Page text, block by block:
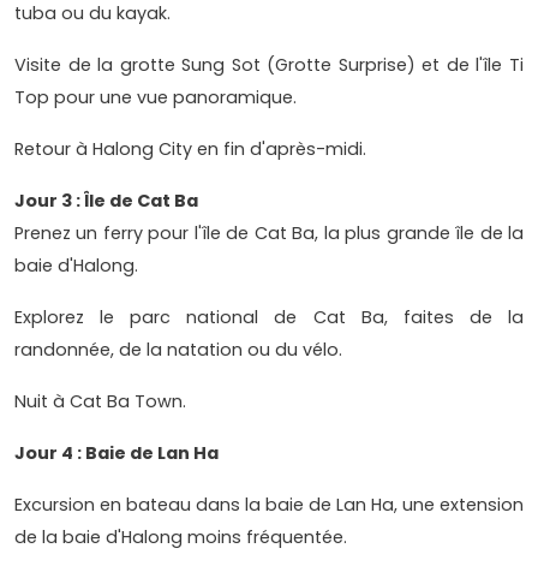
tuba ou du kayak.
Visite de la grotte Sung Sot (Grotte Surprise) et de l'île Ti
Top pour une vue panoramique.
Retour à Halong City en fin d'après-midi.
Jour 3 : Île de Cat Ba
Prenez un ferry pour l'île de Cat Ba, la plus grande île de la
baie d'Halong.
Explorez le parc national de Cat Ba, faites de la
randonnée, de la natation ou du vélo.
Nuit à Cat Ba Town.
Jour 4 : Baie de Lan Ha
Excursion en bateau dans la baie de Lan Ha, une extension
de la baie d'Halong moins fréquentée.